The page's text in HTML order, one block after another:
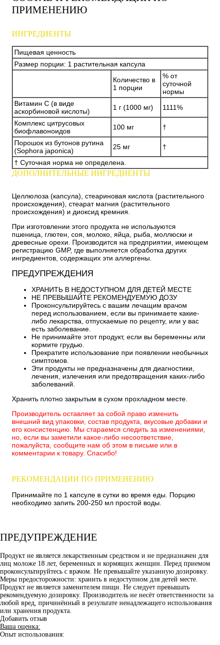
ПРИМЕНЕНИЮ
ИНГРЕДИЕНТЫ
Пищевая ценность
Размер порции: 1 растительная капсула
Количество в
1 порции
% от
суточной
нормы
Витамин С (в виде
аскорбиновой кислоты)
1 г (1000 мг)
1111%
Комплекс цитрусовых
биофлавоноидов
100 мг
†
Порошок из бутонов рутина
(Sophora japonica)
25 мг
†
† Суточная норма не определена.
ДОПОЛНИТЕЛЬНЫЕ ИНГРЕДИЕНТЫ
Целлюлоза (капсула), стеариновая кислота (растительного
происхождения), стеарат магния (растительного
происхождения) и диоксид кремния.
При изготовлении этого продукта не используются
пшеница, глютен, соя, молоко, яйца, рыба, моллюски и
древесные орехи. Производится на предприятии, имеющем
регистрацию GMP, где выполняется обработка других
ингредиентов, содержащих эти аллергены.
ПРЕДУПРЕЖДЕНИЯ
ХРАНИТЬ В НЕДОСТУПНОМ ДЛЯ ДЕТЕЙ МЕСТЕ
НЕ ПРЕВЫШАЙТЕ РЕКОМЕНДУЕМУЮ ДОЗУ
Проконсультируйтесь с вашим лечащим врачом
перед использованием, если вы принимаете какие-
либо лекарства, отпускаемые по рецепту, или у вас
есть заболевание.
Не принимайте этот продукт, если вы беременны или
кормите грудью.
Прекратите использование при появлении необычных
симптомов.
Эти продукты не предназначены для диагностики,
лечения, излечения или предотвращения каких-либо
заболеваний.
Хранить плотно закрытым в сухом прохладном месте.
Производитель оставляет за собой право изменить
внешний вид упаковки, состав продукта, вкусовые добавки и
его консистенцию. Мы стараемся следить за изменениями,
но, если вы заметили какое-либо несоответствие,
пожалуйста, сообщите нам об этом в письме или в
комментарии к товару. Спасибо!
РЕКОМЕНДАЦИИ ПО ПРИМЕНЕНИЮ
Принимайте по 1 капсуле в сутки во время еды. Порцию
необходимо запить 200-250 мл простой воды.
ПРЕДУПРЕЖДЕНИЕ
Продукт не является лекарственным средством и не предназначен для
лиц моложе 18 лет, беременных и кормящих женщин. Перед приемом
проконсультируйтесь с врачом. Не превышайте указанную дозировку.
Меры предосторожности: хранить в недоступном для детей месте.
Продукт не является заменителем пищи. Не следует превышать
рекомендуемую дозировку. Производитель не несёт ответственности за
любой вред, причинённый в результате ненадлежащего использования
или хранения продукта.
Добавить отзыв
Ваша оценка:
Опыт использования: